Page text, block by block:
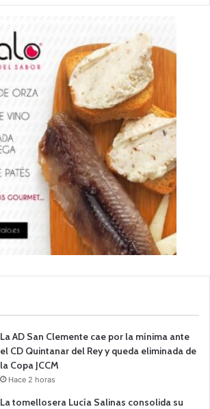
La AD San Clemente cae por la mínima ante
el CD Quintanar del Rey y queda eliminada de
la Copa JCCM
Hace 2 horas
La tomellosera Lucía Salinas consolida su